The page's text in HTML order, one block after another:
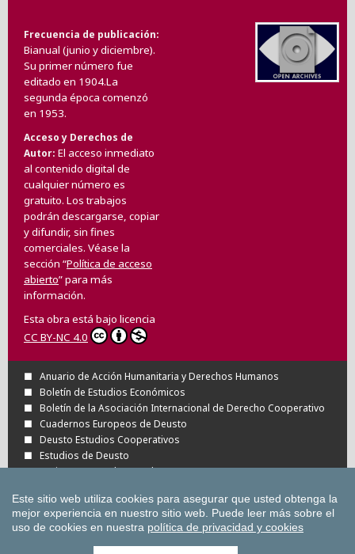
Frecuencia de publicación
Bianual (junio y diciembre).
Su primer número fue
editado en 1904.La
segunda época comenzó
en 1953.
Acceso y Derechos de
Autor El acceso inmediato
al contenido digital de
cualquier número es
gratuito. Los trabajos
podrán descargarse, copiar
y difundir, sin fines
comerciales. Véase la
sección “Política de acceso
abierto” para más
información.
Esta obra está bajo licencia
CC BY-NC 4.0
Anuario de Acción Humanitaria y Derechos Humanos
Boletín de Estudios Económicos
Boletín de la Asociación Internacional de Derecho Cooperativo
Cuadernos Europeos de Deusto
Deusto Estudios Cooperativos
Estudios de Deusto
Revista Deusto de Derechos Humanos
Todas las Revistas Científicas de Deusto en
OJS
Todas las publicaciones de la Universidad
de Deusto
Este sitio web utiliza cookies para asegurar que usted obtenga la
mejor experiencia en nuestro sitio web. Puede leer más sobre el
uso de cookies en nuestra política de privacidad y cookies